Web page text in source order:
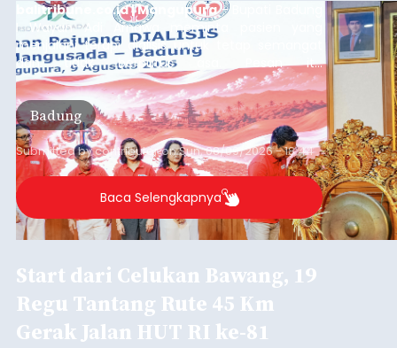
balitribune.co.id | Mangupura- Bupati Badung
I Wayan Adi Arnawa meminta pasien yang
menjalani terapi dialisis untuk tetap semangat
dan tidak berputus asa. Pesan itu
disampaikannya saat menghadiri Sarasehan
Pejuang Dialisis yang digelar RSD Mangusada di
Ruang Kertha Gosana, Puspem Badung, Minggu
(9/8/2026).
Badung
Submitted bycontributoronSun, 08/09/2026 - 18:44
Baca Selengkapnya
Start dari Celukan Bawang, 19
Regu Tantang Rute 45 Km
Gerak Jalan HUT RI ke-81